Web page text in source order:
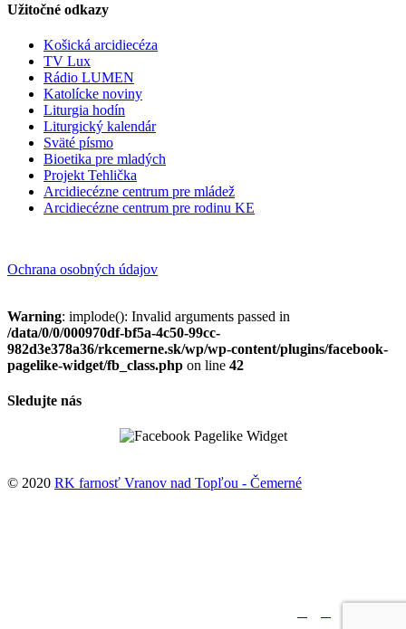
Užitočné odkazy
Košická arcidiecéza
TV Lux
Rádio LUMEN
Katolícke noviny
Liturgia hodín
Liturgický kalendár
Sväté písmo
Bioetika pre mladých
Projekt Tehlička
Arcidiecézne centrum pre mládež
Arcidiecézne centrum pre rodinu KE
Ochrana osobných údajov
Warning: implode(): Invalid arguments passed in
/data/0/0/000970df-bf5a-4c50-99cc-
982d3e378a36/rkcemerne.sk/wp/wp-content/plugins/facebook-
pagelike-widget/fb_class.php on line 42
Sledujte nás
© 2020 RK farnosť Vranov nad Topľou - Čemerné